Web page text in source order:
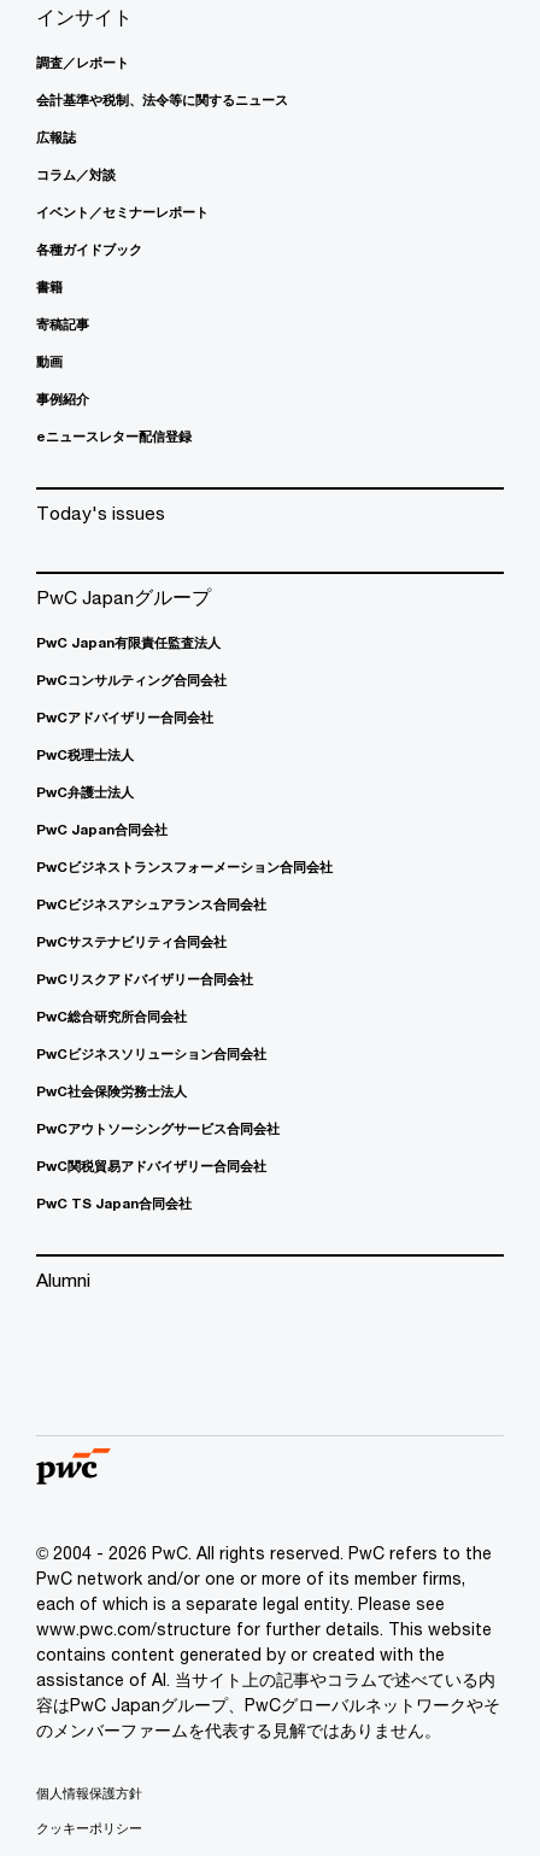
インサイト
調査／レポート
会計基準や税制、法令等に関するニュース
広報誌
コラム／対談
イベント／セミナーレポート
各種ガイドブック
書籍
寄稿記事
動画
事例紹介
eニュースレター配信登録
Today's issues
PwC Japanグループ
PwC Japan有限責任監査法人
PwCコンサルティング合同会社
PwCアドバイザリー合同会社
PwC税理士法人
PwC弁護士法人
PwC Japan合同会社
PwCビジネストランスフォーメーション合同会社
PwCビジネスアシュアランス合同会社
PwCサステナビリティ合同会社
PwCリスクアドバイザリー合同会社
PwC総合研究所合同会社
PwCビジネスソリューション合同会社
PwC社会保険労務士法人
PwCアウトソーシングサービス合同会社
PwC関税貿易アドバイザリー合同会社
PwC TS Japan合同会社
Alumni
© 2004 - 2026 PwC. All rights reserved. PwC refers to the
PwC network and/or one or more of its member firms,
each of which is a separate legal entity. Please see
www.pwc.com/structure for further details. This website
contains content generated by or created with the
assistance of AI. 当サイト上の記事やコラムで述べている内
容はPwC Japanグループ、PwCグローバルネットワークやそ
のメンバーファームを代表する見解ではありません。
個人情報保護方針
クッキーポリシー